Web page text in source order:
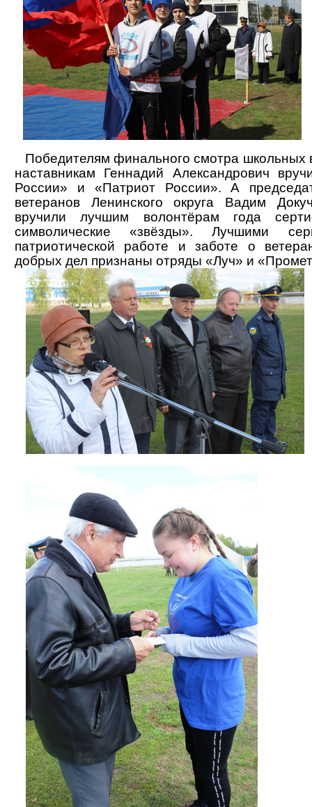
Победителям финального смотра школьных
наставникам Геннадий Александрович
России» и «Патриот России». А
ветеранов Ленинского округа Вадим
вручили лучшим волонтёрам года
символические «звёзды». Лучшими
патриотической работе и заботе о
добрых дел признаны отряды «Луч» и